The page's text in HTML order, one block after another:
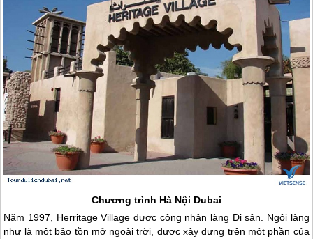
Chương trình Hà Nội Dubai
Năm 1997, Herritage Village được công nhận làng Di sản. Ngôi làng
như là một bảo tồn mở ngoài trời, được xây dựng trên một phần của